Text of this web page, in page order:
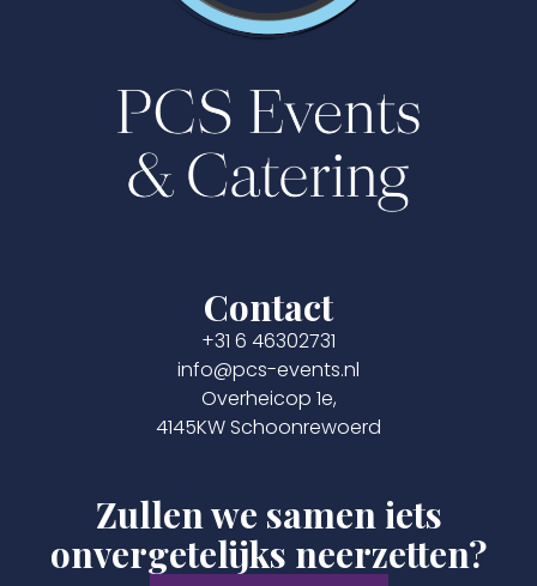
Contact
+31 6 46302731
info@pcs-events.nl
Overheicop 1e,
4145KW Schoonrewoerd
Zullen we samen iets
onvergetelijks neerzetten?